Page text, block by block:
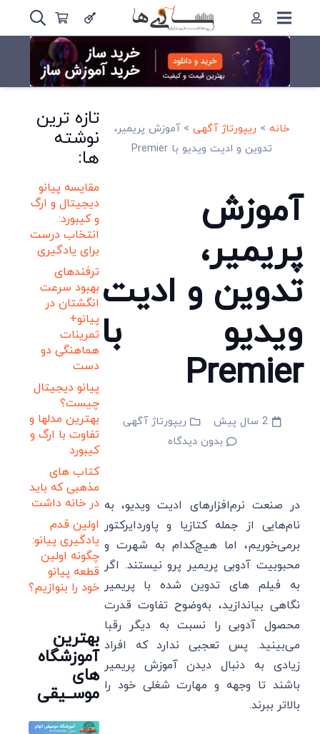
خانه > ریپورتاژ آگهی>آموزش پریمیر،
تدوین و ادیت ویدیو با Premier
آموزش
پریمیر،
تدوین و ادیت
ویدیو با
Premier
2 سال پیش
ریپورتاژ آگهی
بدون دیدگاه
در صنعت نرم‌افزارهای ادیت ویدیو، به
نام‌هایی از جمله کتازیا و پاوردایرکتور
برمی‌خوریم، اما هیچ‌کدام به شهرت و
محبوبیت آدوبی پریمیر پرو نیستند. اگر
به فیلم های تدوین شده با پریمیر
نگاهی بیاندازید، به‌وضوح تفاوت قدرت
محصول آدوبی را نسبت به دیگر رقبا
می‌بینید. پس تعجبی ندارد که افراد
زیادی به دنبال دیدن آموزش پریمیر
باشند تا وجهه و مهارت شغلی خود را
بالاتر ببرند.
تازه ترین
نوشته
ها:
مقایسه پیانو
دیجیتال و ارگ
و کیبورد:
انتخاب درست
برای یادگیری
ترفندهای
بهبود سرعت
انگشتان در
پیانو+
تمرینات
هماهنگی دو
دست
پیانو دیجیتال
چیست؟
بهترین مدلها و
تفاوت با ارگ و
کیبورد
کتاب های
مذهبی که باید
در خانه داشت
اولین قدم
یادگیری پیانو:
چگونه اولین
قطعه پیانو
خود را بنوازیم؟
بهترین
آموزشگاه
های
موســیقی